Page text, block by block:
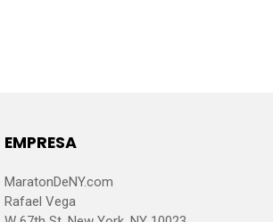
EMPRESA
MaratonDeNY.com
Rafael Vega